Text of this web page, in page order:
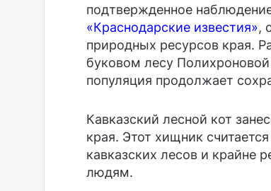
подтвержденное
«Краснодарские известия»,
природных ресурсов края.
буковом лесу
популяция продолжает
Кавказский лесной кот
края. Этот хищник
кавказских лесов и крайне
людям.